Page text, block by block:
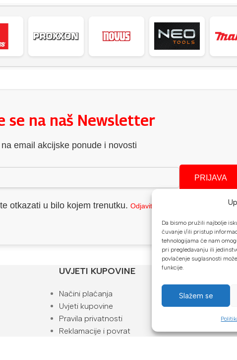
Da bismo pružili najbolje
čuvanje i/ili pristup
tehnologijama će nam
pri pregledavanju ili
povlačenje suglasnosti
funkcije.
Slažem se
se na naš Newsletter
email akcijske ponude i novosti
PRIJAVA
otkazati u bilo kojem trenutku. Odjavite se?
UVJETI KUPOVINE
Načini plaćanja
Uvjeti kupovine
Pravila privatnosti
Reklamacije i povrat